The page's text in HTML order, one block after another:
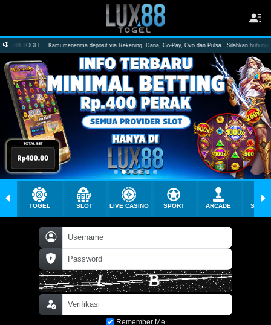
deposit via Rekening, Dana, Go-Pay, Ovo dan Pulsa.. Silahkan hubungi CS kami untuk info lebih
Remember Me
TOGEL SLOT LIVE CASINO SPORT ARCADE